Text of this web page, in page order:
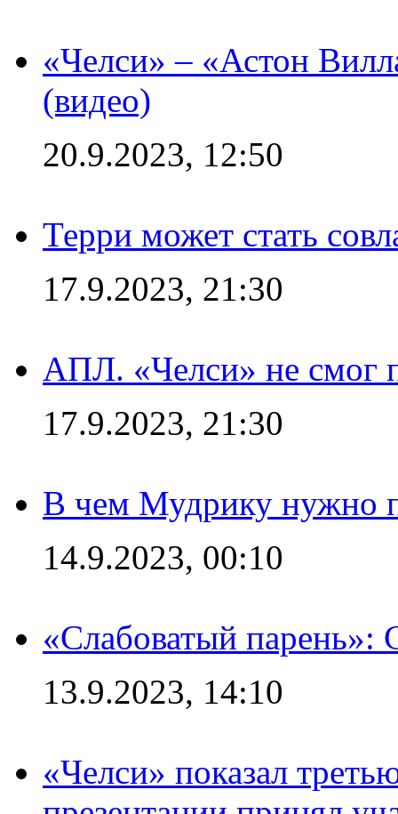
«Челси» – «Астон
(видео)
20.9.2023, 12:50
Терри может стать
17.9.2023, 21:30
АПЛ. «Челси» не смог
17.9.2023, 21:30
В чем Мудрику нужно
14.9.2023, 00:10
«Слабоватый парень»:
13.9.2023, 14:10
«Челси» показал